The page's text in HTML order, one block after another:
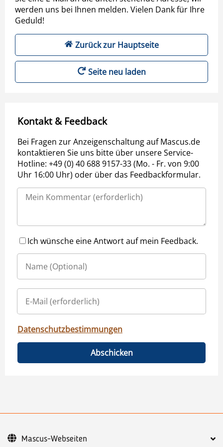
werden uns bei Ihnen melden. Vielen Dank für Ihre
Geduld!
Zurück zur Hauptseite
Seite neu laden
Kontakt & Feedback
Bei Fragen zur Anzeigenschaltung auf Mascus.de
kontaktieren Sie uns bitte über unsere Service-
Hotline: +49 (0) 40 688 9157-33 (Mo. - Fr. von 9:00
Uhr 16:00 Uhr) oder über das Feedbackformular.
Ich wünsche eine Antwort auf mein Feedback.
Datenschutzbestimmungen
Abschicken
Mascus-Webseiten